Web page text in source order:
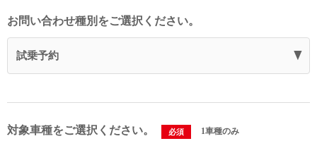
お問い合わせ種別をご選択ください。
試乗予約
対象車種をご選択ください。 必須 1車種のみ